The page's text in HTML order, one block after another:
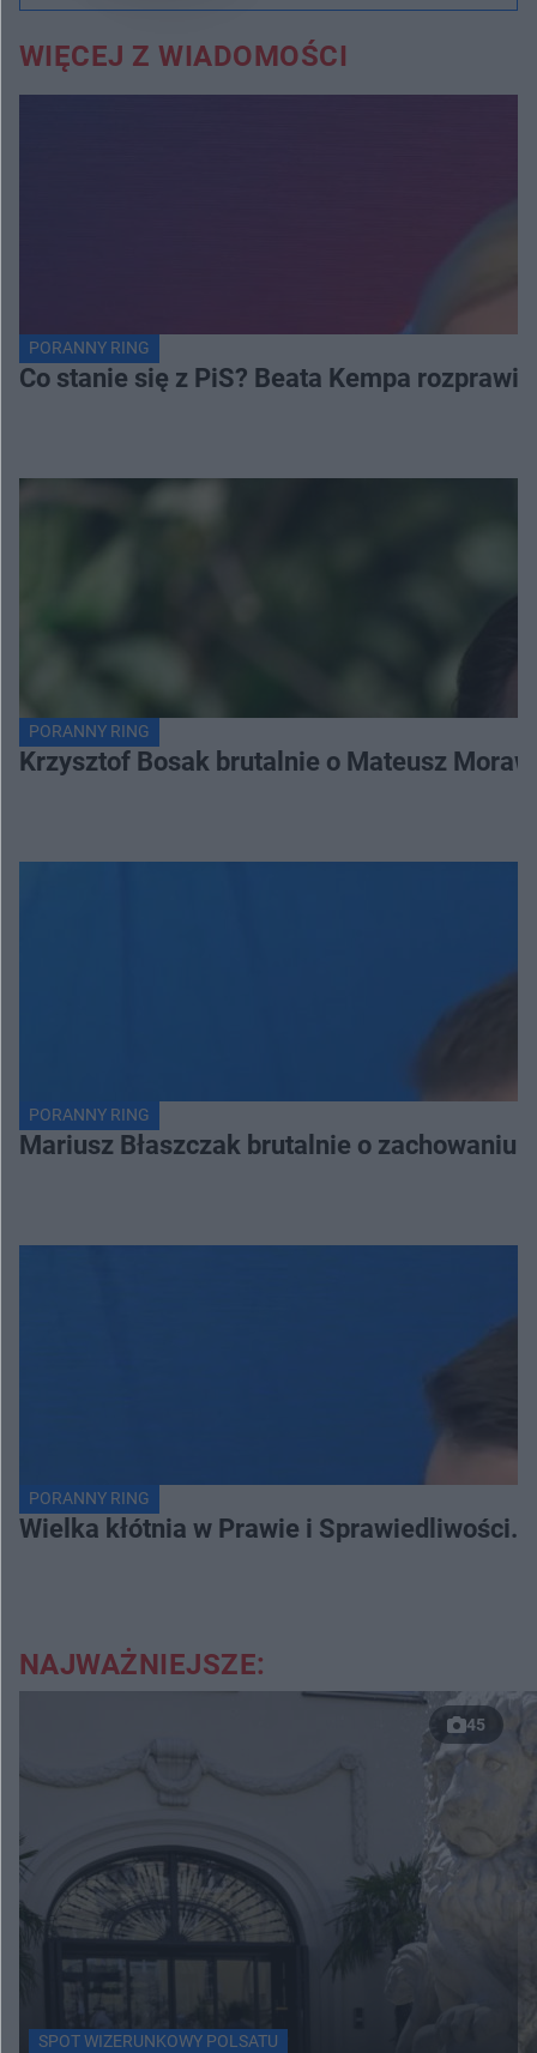
WIĘCEJ Z WIADOMOŚCI
PORANNY RING
Co stanie się z PiS? Beata Kempa
PORANNY RING
Krzysztof Bosak brutalnie o Mateusz
PORANNY RING
Mariusz Błaszczak brutalnie o zachowaniu
PORANNY RING
Wielka kłótnia w Prawie i Sprawiedliwości.
NAJWAŻNIEJSZE:
45
SPOT WIZERUNKOWY POLSATU